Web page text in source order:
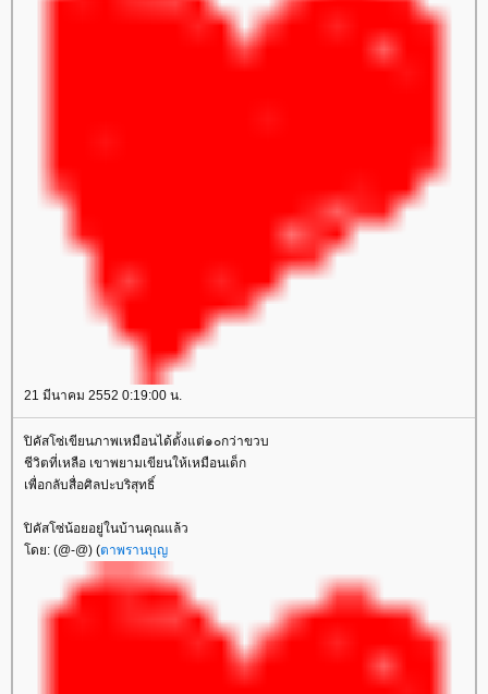
21 มีนาคม 2552 0:19:00 น.
ปิคัสโซ่เขียนภาพเหมือนได้ตั้งแต่๑๐กว่าขวบ
ชีวิตที่เหลือ เขาพยามเขียนให้เหมือนเด็ก
เพื่อกลับสื่อศิลปะบริสุทธิ์
ปิคัสโซ่น้อยอยู่ในบ้านคุณแล้ว
ดย: (@-@) (ตาพรานบุญ